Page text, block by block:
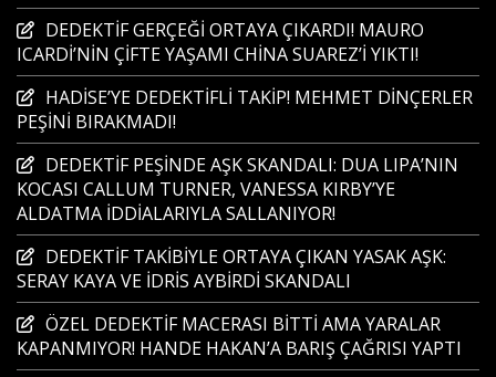
DEDEKTİF GERÇEĞİ ORTAYA ÇIKARDI! MAURO
ICARDİ’NİN ÇİFTE YAŞAMI CHİNA SUAREZ’İ YIKTI!
HADİSE’YE DEDEKTİFLİ TAKİP! MEHMET DİNÇERLER
PEŞİNİ BIRAKMADI!
DEDEKTİF PEŞİNDE AŞK SKANDALI: DUA LIPA’NIN
KOCASI CALLUM TURNER, VANESSA KIRBY’YE
ALDATMA İDDİALARIYLA SALLANIYOR!
DEDEKTİF TAKİBİYLE ORTAYA ÇIKAN YASAK AŞK:
SERAY KAYA VE İDRİS AYBİRDİ SKANDALI
ÖZEL DEDEKTİF MACERASI BİTTİ AMA YARALAR
KAPANMIYOR! HANDE HAKAN’A BARIŞ ÇAĞRISI YAPTI